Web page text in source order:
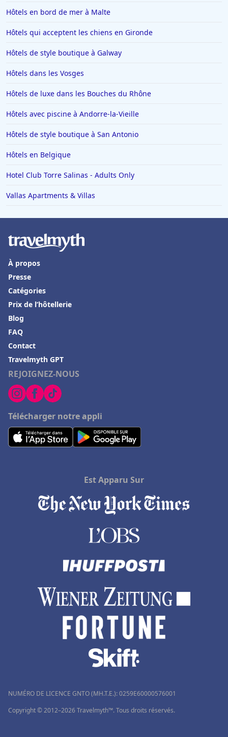
Hôtels en bord de mer à Malte
Hôtels qui acceptent les chiens en Gironde
Hôtels de style boutique à Galway
Hôtels dans les Vosges
Hôtels de luxe dans les Bouches du Rhône
Hôtels avec piscine à Andorre-la-Vieille
Hôtels de style boutique à San Antonio
Hôtels en Belgique
Hotel Club Torre Salinas - Adults Only
Vallas Apartments & Villas
REJOIGNEZ-NOUS
Télécharger notre appli
À propos
Presse
Catégories
Prix de l’hôtellerie
Blog
FAQ
Contact
Travelmyth GPT
Est Apparu Sur
NUMÉRO DE LICENCE GNTO (MH.T.E.): 0259Ε60000576001
Copyright © 2012–2026 Travelmyth™. Tous droits réservés.